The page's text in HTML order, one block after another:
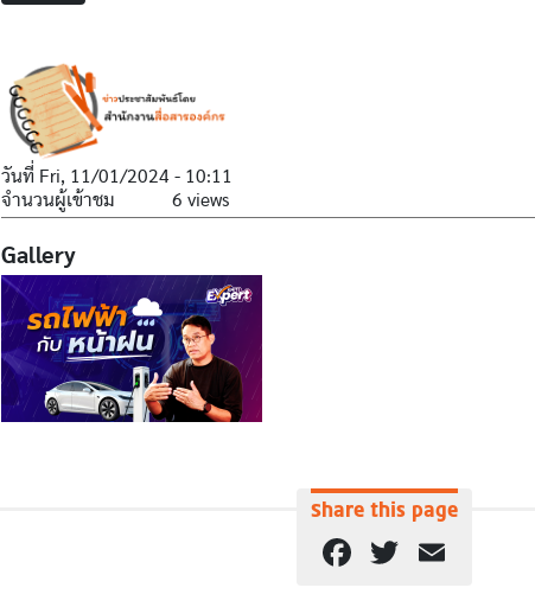
วันที่ Fri, 11/01/2024 - 10:11
จำนวนผู้เข้าชม
6 views
Gallery
Share this page
Facebook
Twitter